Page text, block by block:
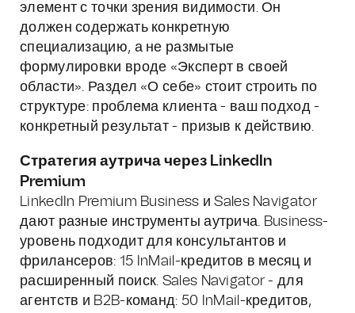
элемент с точки зрения видимости. Он
должен содержать конкретную
специализацию, а не размытые
формулировки вроде «Эксперт в своей
области». Раздел «О себе» стоит строить по
структуре: проблема клиента - ваш подход -
конкретный результат - призыв к действию.
Стратегия аутрича через LinkedIn
Premium
LinkedIn Premium Business и Sales Navigator
дают разные инструменты аутрича. Business-
уровень подходит для консультантов и
фрилансеров: 15 InMail-кредитов в месяц и
расширенный поиск. Sales Navigator - для
агентств и B2B-команд: 50 InMail-кредитов,